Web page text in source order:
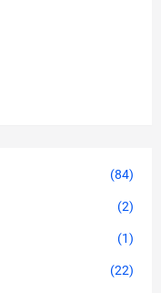
(84)
(2)
(1)
(22)